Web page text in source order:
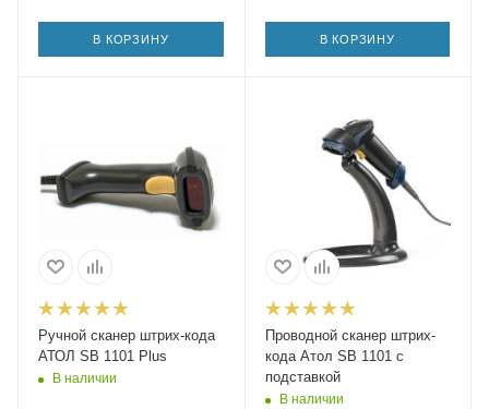
В КОРЗИНУ В КОРЗИНУ
Ручной сканер штрих-кода
АТОЛ SB 1101 Plus
В наличии
Проводной сканер штрих-
кода Атол SB 1101 с
подставкой
В наличии